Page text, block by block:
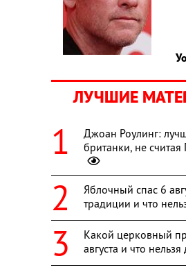
ЛУЧШИЕ
Джоан Роулинг:
британки, не считая
Яблочный спас 6
традиции и что
Какой церковный
августа и что нельзя